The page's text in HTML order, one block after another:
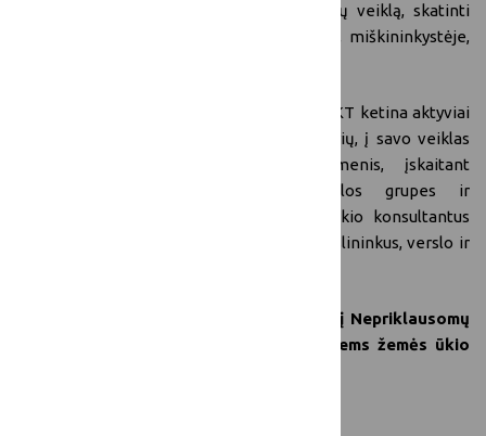
paramą EIP veiklos grupėms, viešinant jų veiklą, skatinti
inovacijas žemės ūkyje, maisto gamyboje, miškininkystėje,
2023–2027 m. programavimo laikotarpiu LKT ketina aktyviai
įsitraukti į žinių sklaidą tarp visų LKT narių, į savo veiklas
įtraukdamas visus suinteresuotus asmenis, įskaitant
potencialius pareiškėjus, vietos veiklos grupes ir
bendruomenes, nepriklausomus žemės ūkio konsultantus
), mokslininkus, verslo ir
LKT sekretoriato organizuotų mokymų į Nepriklausomų
žemės ūkio konsultantų sąrašą įtrauktiems žemės ūkio